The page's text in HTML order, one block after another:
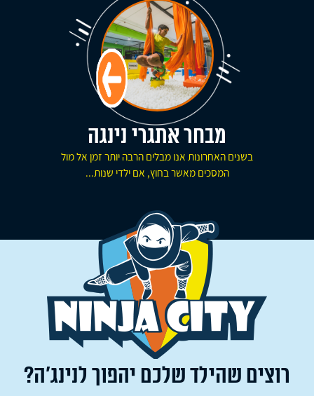
מבחר אתגרי נינגה
בשנים האחרונות אנו מבלים הרבה יותר זמן אל מול
המסכים מאשר בחוץ, אם ילדי שנות...
רוצים שהילד שלכם יהפוך לנינג’ה?